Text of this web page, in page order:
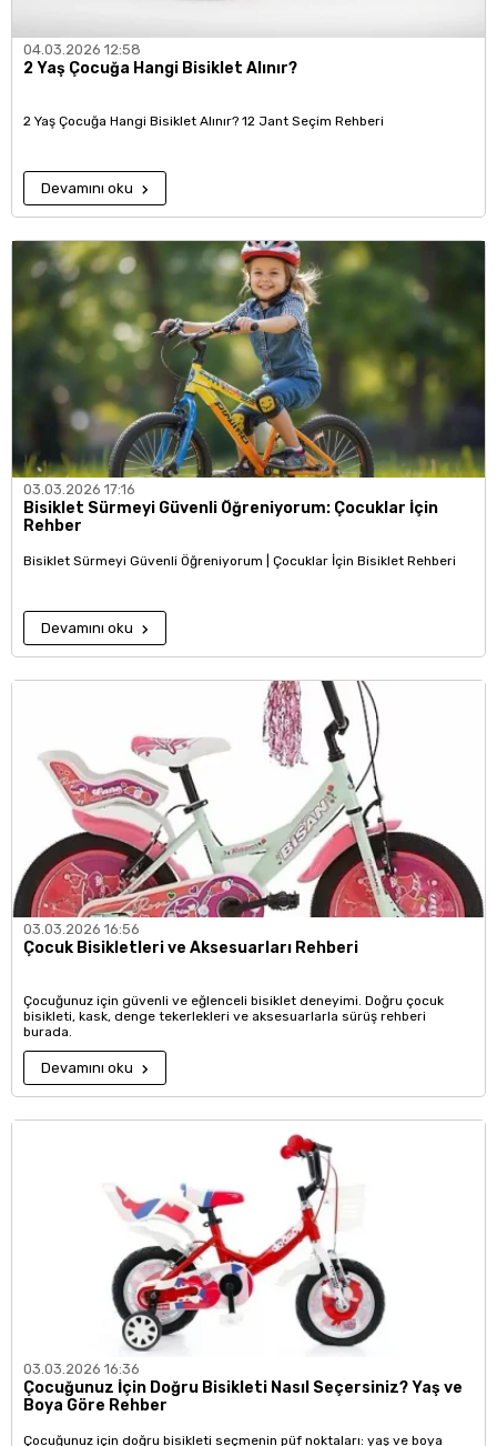
04.03.2026 12:58
2 Yaş Çocuğa Hangi Bisiklet Alınır?
2 Yaş Çocuğa Hangi Bisiklet Alınır? 12 Jant Seçim Rehberi
Devamını oku
03.03.2026 17:16
Bisiklet Sürmeyi Güvenli Öğreniyorum: Çocuklar İçin
Rehber
Bisiklet Sürmeyi Güvenli Öğreniyorum | Çocuklar İçin Bisiklet Rehberi
Devamını oku
03.03.2026 16:56
Çocuk Bisikletleri ve Aksesuarları Rehberi
Çocuğunuz için güvenli ve eğlenceli bisiklet deneyimi. Doğru çocuk
bisikleti, kask, denge tekerlekleri ve aksesuarlarla sürüş rehberi
burada.
Devamını oku
03.03.2026 16:36
Çocuğunuz İçin Doğru Bisikleti Nasıl Seçersiniz? Yaş ve
Boya Göre Rehber
Çocuğunuz için doğru bisikleti seçmenin püf noktaları: yaş ve boya